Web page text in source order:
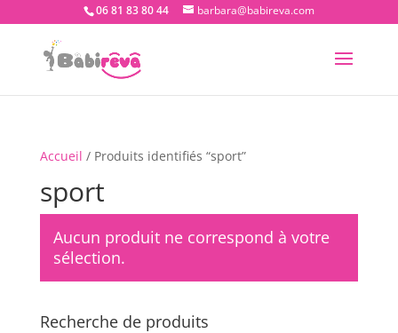
06 81 83 80 44 barbara@babireva.com
Accueil / Produits identifiés “sport”
sport
Aucun produit ne correspond à votre
sélection.
Recherche de produits